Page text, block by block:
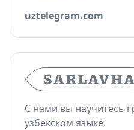
uztelegram.com
С нами вы научитесь
узбекском языке.